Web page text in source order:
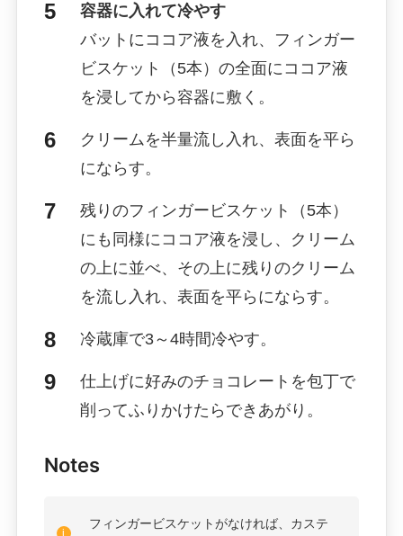
容器に入れて冷やす
バットにココア液を入れ、フィンガー
ビスケット（5本）の全面にココア液
を浸してから容器に敷く。
クリームを半量流し入れ、表面を平ら
にならす。
残りのフィンガービスケット（5本）
にも同様にココア液を浸し、クリーム
の上に並べ、その上に残りのクリーム
を流し入れ、表面を平らにならす。
冷蔵庫で3～4時間冷やす。
仕上げに好みのチョコレートを包丁で
削ってふりかけたらできあがり。
Notes
フィンガービスケットがなければ、カステ